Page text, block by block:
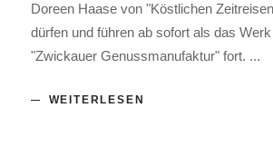
Doreen Haase von "Köstlichen
dürfen und führen ab sofort als das
"Zwickauer Genussmanufaktur" fort.
WEITERLESEN